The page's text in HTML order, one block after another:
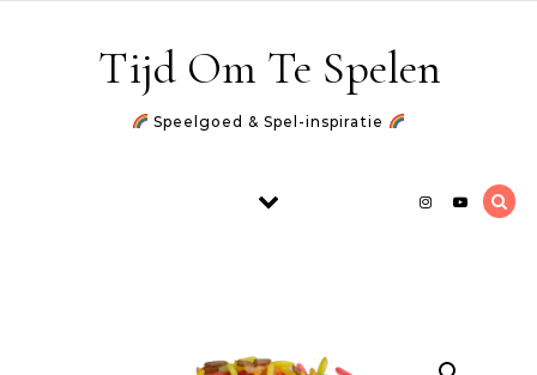
Tijd Om Te Spelen
Speelgoed & Spel-inspiratie